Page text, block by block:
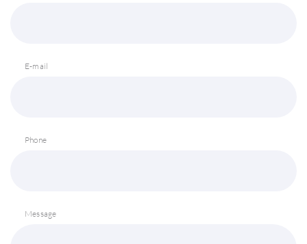
E-mail
Phone
Message